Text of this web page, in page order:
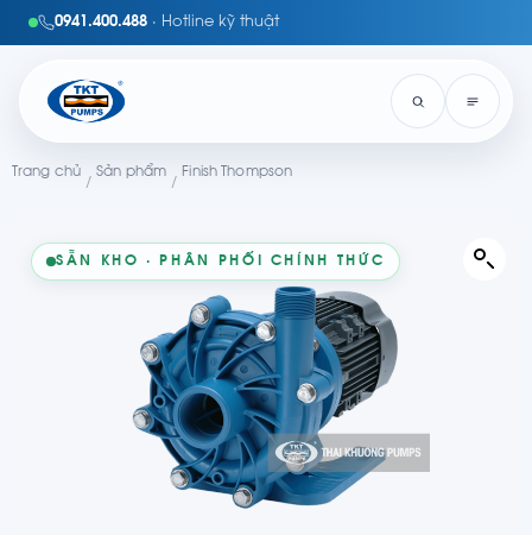
0941.400.488 · Hotline kỹ thuật
Trang chủ
/
Sản phẩm
/
Finish Thompson
SẴN KHO · PHÂN PHỐI CHÍNH THỨC